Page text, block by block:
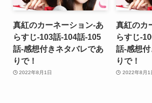
真紅のカーネーション-あ
らすじ-103話-104話-105
話-感想付きネタバレであ
りで！
2022年8月1日
真紅のカ
らすじ-
話-感想
りで！
2022年8月1